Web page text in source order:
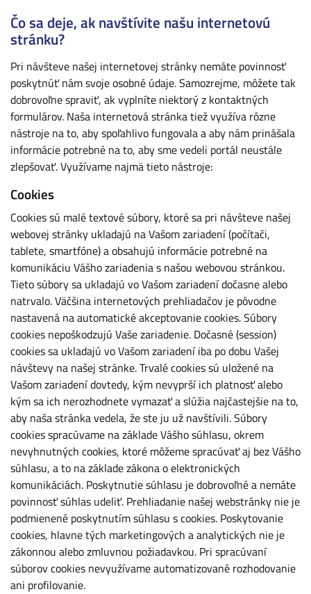
Čo sa deje, ak navštívite našu internetovú
stránku?
Pri návšteve našej internetovej stránky nemáte povinnosť
poskytnúť nám svoje osobné údaje. Samozrejme, môžete tak
dobrovoľne spraviť, ak vyplníte niektorý z kontaktných
formulárov. Naša internetová stránka tiež využíva rôzne
nástroje na to, aby spoľahlivo fungovala a aby nám prinášala
informácie potrebné na to, aby sme vedeli portál neustále
zlepšovať. Využívame najmä tieto nástroje:
Cookies
Cookies sú malé textové súbory, ktoré sa pri návšteve našej
webovej stránky ukladajú na Vašom zariadení (počítači,
tablete, smartfóne) a obsahujú informácie potrebné na
komunikáciu Vášho zariadenia s našou webovou stránkou.
Tieto súbory sa ukladajú vo Vašom zariadení dočasne alebo
natrvalo. Väčšina internetových prehliadačov je pôvodne
nastavená na automatické akceptovanie cookies. Súbory
cookies nepoškodzujú Vaše zariadenie. Dočasné (session)
cookies sa ukladajú vo Vašom zariadení iba po dobu Vašej
návštevy na našej stránke. Trvalé cookies sú uložené na
Vašom zariadení dovtedy, kým nevyprší ich platnosť alebo
kým sa ich nerozhodnete vymazať a slúžia najčastejšie na to,
aby naša stránka vedela, že ste ju už navštívili. Súbory
cookies spracúvame na základe Vášho súhlasu, okrem
nevyhnutných cookies, ktoré môžeme spracúvať aj bez Vášho
súhlasu, a to na základe zákona o elektronických
komunikáciách. Poskytnutie súhlasu je dobrovoľné a nemáte
povinnosť súhlas udeliť. Prehliadanie našej webstránky nie je
podmienené poskytnutím súhlasu s cookies. Poskytovanie
cookies, hlavne tých marketingových a analytických nie je
zákonnou alebo zmluvnou požiadavkou. Pri spracúvaní
súborov cookies nevyužívame automatizované rozhodovanie
ani profilovanie.